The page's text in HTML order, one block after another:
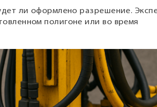
ли оформлено разрешение.
полигоне или во время